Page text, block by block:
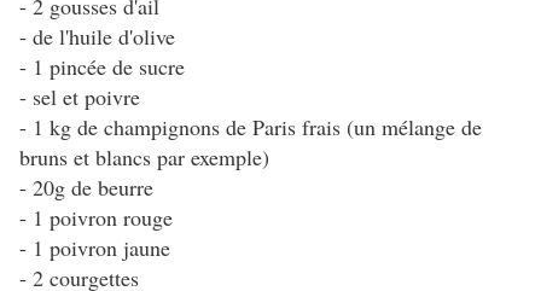
- 2 gousses d'ail
- de l'huile d'olive
- 1 pincée de sucre
- sel et poivre
- 1 kg de champignons de Paris frais (un mélange de
bruns et blancs par exemple)
- 20g de beurre
- 1 poivron rouge
- 1 poivron jaune
- 2 courgettes